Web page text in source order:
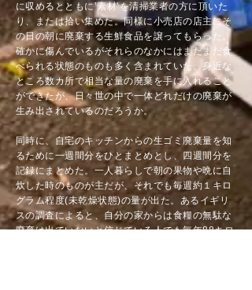
に収めるとともに’素材’を清掃業者の方に頂いた
り、または拾い集めた。同様に小売店の店主にそ
の日の朝に廃棄する生鮮食品を譲ってもらった。
確かに傷んでいるがそれらのなかにはまだまだ食
べられる状態のものも多く含まれていた。身近な
ところ数カ所で相当な量の廃棄を手に入れること
ができたが、日々世の中で一体どれだけの廃棄が
生み出されているのだろうか。
同時に、自宅のキッチンからの生ゴミ廃棄量を知
るために一週間分をひとまとめとし、四週間分を
記録にまとめた。一人暮らしで朝の果物や晩に自
炊した時のものが主だが、それでも毎週約１キロ
グラム程度(未乾燥状態)の量が出た。あるイギリ
スの調査によると、自分の家からは食糧の無駄な
廃棄は出ていないと信じている人でも毎年88キロ